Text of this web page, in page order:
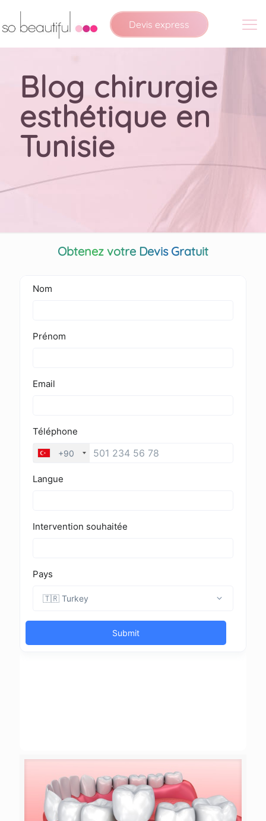
Devis express
Blog chirurgie
esthétique en
Tunisie
Obtenez votre Devis Gratuit